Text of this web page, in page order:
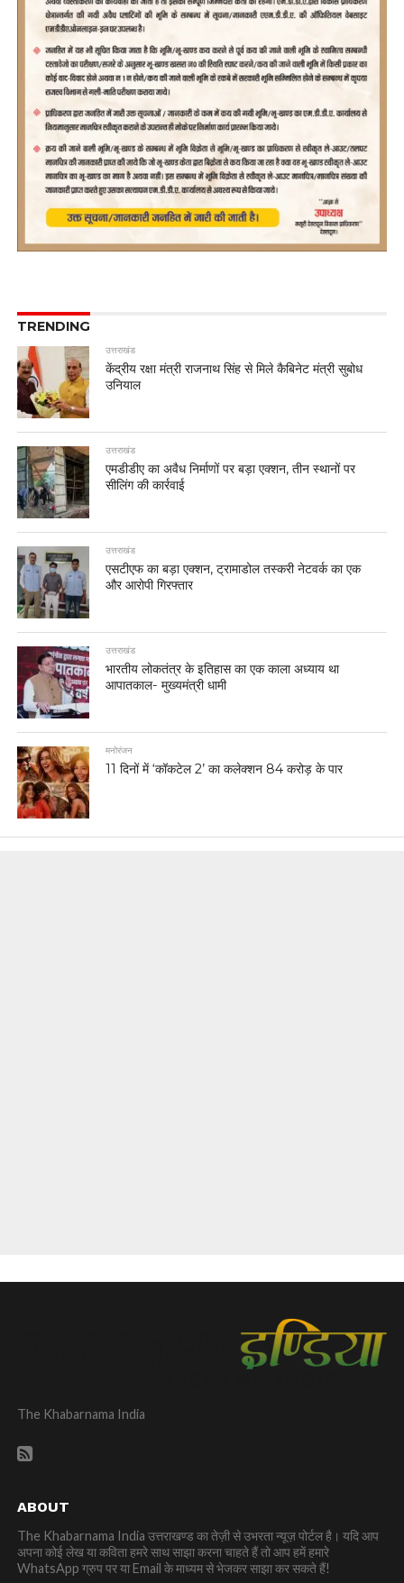
TRENDING
उत्तराखंड
केंद्रीय रक्षा मंत्री राजनाथ सिंह से मिले कैबिनेट मंत्री सुबोध
उनियाल
उत्तराखंड
एमडीडीए का अवैध निर्माणों पर बड़ा एक्शन, तीन स्थानों पर
सीलिंग की कार्रवाई
उत्तराखंड
एसटीएफ का बड़ा एक्शन, ट्रामाडोल तस्करी नेटवर्क का एक
और आरोपी गिरफ्तार
उत्तराखंड
भारतीय लोकतंत्र के इतिहास का एक काला अध्याय था
आपातकाल- मुख्यमंत्री धामी
मनोरंजन
11 दिनों में ‘कॉकटेल 2’ का कलेक्शन 84 करोड़ के पार
The Khabarnama India
ABOUT
The Khabarnama India उत्तराखण्ड का तेज़ी से उभरता न्यूज़ पोर्टल है। यदि आप
अपना कोई लेख या कविता हमरे साथ साझा करना चाहते हैं तो आप हमें हमारे
WhatsApp ग्रुप पर या Email के माध्यम से भेजकर साझा कर सकते हैं!